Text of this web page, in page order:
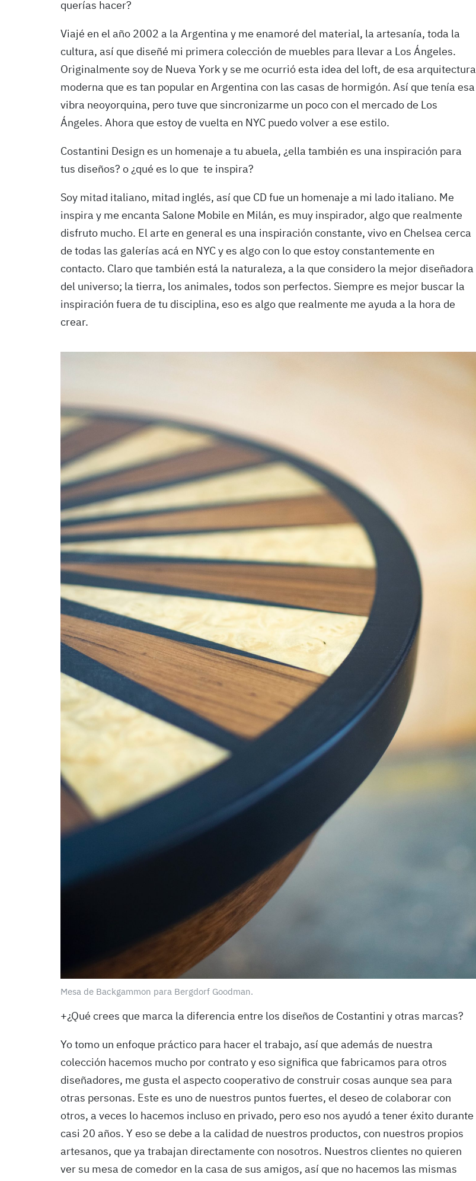
querías hacer?
Viajé en el año 2002 a la Argentina y me enamoré del material, la artesanía, toda la
cultura, así que diseñé mi primera colección de muebles para llevar a Los Ángeles.
Originalmente soy de Nueva York y se me ocurrió esta idea del loft, de esa arquitectura
moderna que es tan popular en Argentina con las casas de hormigón. Así que tenía esa
vibra neoyorquina, pero tuve que sincronizarme un poco con el mercado de Los
Ángeles. Ahora que estoy de vuelta en NYC puedo volver a ese estilo.
Costantini Design es un homenaje a tu abuela, ¿ella también es una inspiración para
tus diseños? o ¿qué es lo que te inspira?
Soy mitad italiano, mitad inglés, así que CD fue un homenaje a mi lado italiano. Me
inspira y me encanta Salone Mobile en Milán, es muy inspirador, algo que realmente
disfruto mucho. El arte en general es una inspiración constante, vivo en Chelsea cerca
de todas las galerías acá en NYC y es algo con lo que estoy constantemente en
contacto. Claro que también está la naturaleza, a la que considero la mejor diseñadora
del universo; la tierra, los animales, todos son perfectos. Siempre es mejor buscar la
inspiración fuera de tu disciplina, eso es algo que realmente me ayuda a la hora de
crear.
Mesa de Backgammon para Bergdorf Goodman.
+¿Qué crees que marca la diferencia entre los diseños de Costantini y otras marcas?
Yo tomo un enfoque práctico para hacer el trabajo, así que además de nuestra
colección hacemos mucho por contrato y eso significa que fabricamos para otros
diseñadores, me gusta el aspecto cooperativo de construir cosas aunque sea para
otras personas. Este es uno de nuestros puntos fuertes, el deseo de colaborar con
otros, a veces lo hacemos incluso en privado, pero eso nos ayudó a tener éxito durante
casi 20 años. Y eso se debe a la calidad de nuestros productos, con nuestros propios
artesanos, que ya trabajan directamente con nosotros. Nuestros clientes no quieren
ver su mesa de comedor en la casa de sus amigos, así que no hacemos las mismas